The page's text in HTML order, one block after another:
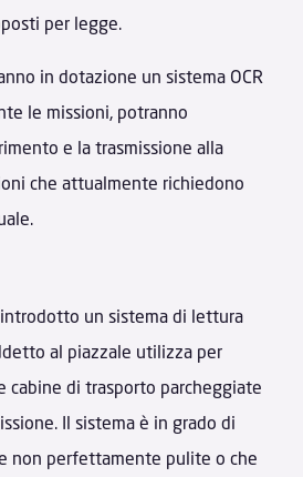
un sistema di lettura
al piazzale utilizza per
cabine di trasporto parcheggiate
Il sistema è in grado di
non perfettamente pulite o che
per legge.
in dotazione un sistema OCR
le missioni, potranno
e la trasmissione alla
che attualmente richiedono